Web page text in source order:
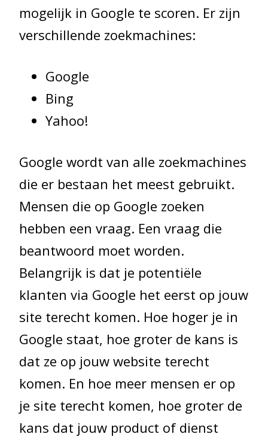
mogelijk in Google te scoren. Er zijn
verschillende zoekmachines:
Google
Bing
Yahoo!
Google wordt van alle zoekmachines
die er bestaan het meest gebruikt.
Mensen die op Google zoeken
hebben een vraag. Een vraag die
beantwoord moet worden.
Belangrijk is dat je potentiële
klanten via Google het eerst op jouw
site terecht komen. Hoe hoger je in
Google staat, hoe groter de kans is
dat ze op jouw website terecht
komen. En hoe meer mensen er op
je site terecht komen, hoe groter de
kans dat jouw product of dienst